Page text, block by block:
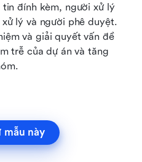
đính kèm, người xử lý
lý và người phê duyệt.
và giải quyết vấn đề
trễ của dự án và tăng
mẫu này